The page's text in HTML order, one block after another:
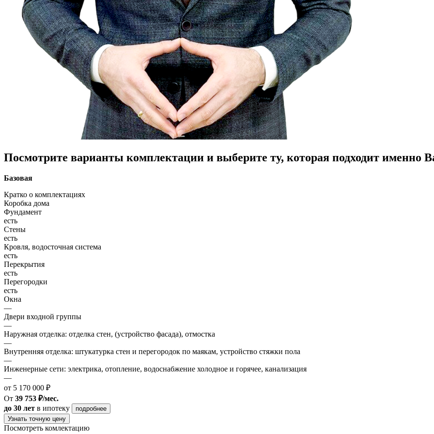
Посмотрите варианты комплектации и выберите ту, которая подходит именно
Базовая
Кратко о комплектациях
Коробка дома
Фундамент
есть
Стены
есть
Кровля, водосточная система
есть
Перекрытия
есть
Перегородки
есть
Окна
—
Двери входной группы
—
Наружная отделка: отделка стен, (устройство фасада), отмостка
—
Внутренняя отделка: штукатурка стен и перегородок по маякам, устройство стяжки пола
—
Инженерные сети: электрика, отопление, водоснабжение холодное и горячее, канализация
—
от 5 170 000 ₽
От 39 753 ₽/мес.
до 30 лет в ипотеку
подробнее
Узнать точную цену
Посмотреть комлектацию